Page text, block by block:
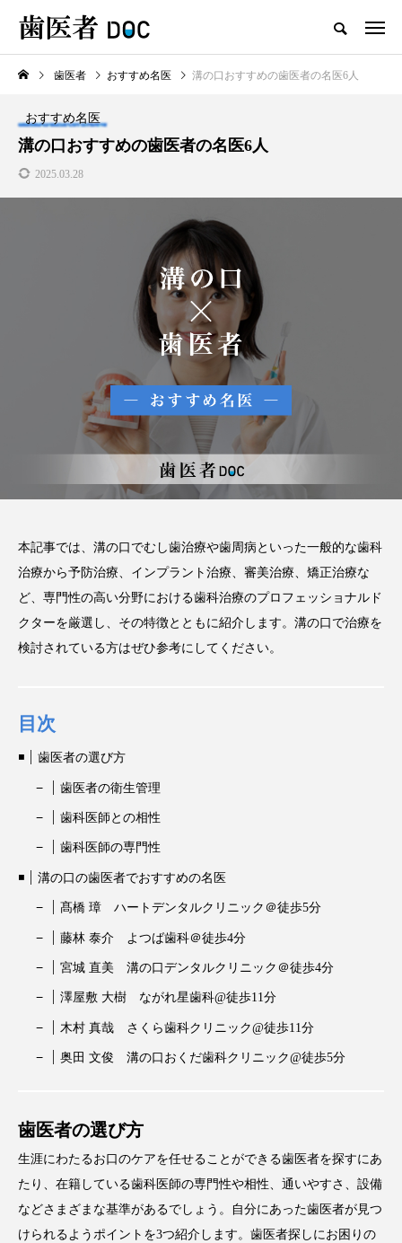
TOP
新着記事
歯医者
セラミックの歯の磨き方は普
通の歯と同じで大丈夫？正し
い磨き方や注意点、長持ちさ
せるポイントを解説
2025.12.21
注目のトピック
コラム セラミック
歯医者 おすすめ名医 溝の口おすすめの歯医者の名医6人
おすすめ名医
溝の口おすすめの歯医者の名医6人
2025.03.28
本記事では、溝の口でむし歯治療や歯周病といった一般的な歯科
治療から予防治療、インプラント治療、審美治療、矯正治療な
ど、専門性の高い分野における歯科治療のプロフェッショナルド
クターを厳選し、その特徴とともに紹介します。溝の口で治療を
検討されている方はぜひ参考にしてください。
目次
歯医者の選び方
歯医者の衛生管理
歯科医師との相性
歯科医師の専門性
溝の口の歯医者でおすすめの名医
髙橋 璋 ハートデンタルクリニック＠徒歩5分
藤林 泰介 よつば歯科＠徒歩4分
宮城 直美 溝の口デンタルクリニック＠徒歩4分
澤屋敷 大樹 ながれ星歯科@徒歩11分
木村 真哉 さくら歯科クリニック@徒歩11分
奥田 文俊 溝の口おくだ歯科クリニック@徒歩5分
歯医者の選び方
生涯にわたるお口のケアを任せることができる歯医者を探すにあ
たり、在籍している歯科医師の専門性や相性、通いやすさ、設備
などさまざまな基準があるでしょう。自分にあった歯医者が見つ
けられるようポイントを3つ紹介します。歯医者探しにお困りの